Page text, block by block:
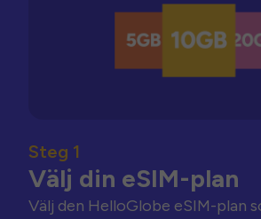
Steg 1
Välj din eSIM-plan
Välj den HelloGlobe eSIM-plan